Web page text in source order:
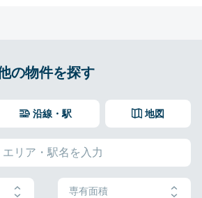
の物件を探す
地図
沿線・駅
専有面積